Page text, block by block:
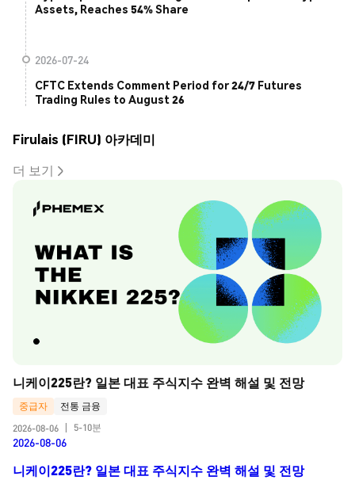
Assets, Reaches 54% Share
2026-07-24
CFTC Extends Comment Period for 24/7 Futures
Trading Rules to August 26
Firulais (FIRU) 아카데미
더 보기
니케이225란? 일본 대표 주식지수 완벽 해설 및 전망
중급자
전통 금융
2026-08-06
5-10분
2026-08-06
니케이225란? 일본 대표 주식지수 완벽 해설 및 전망